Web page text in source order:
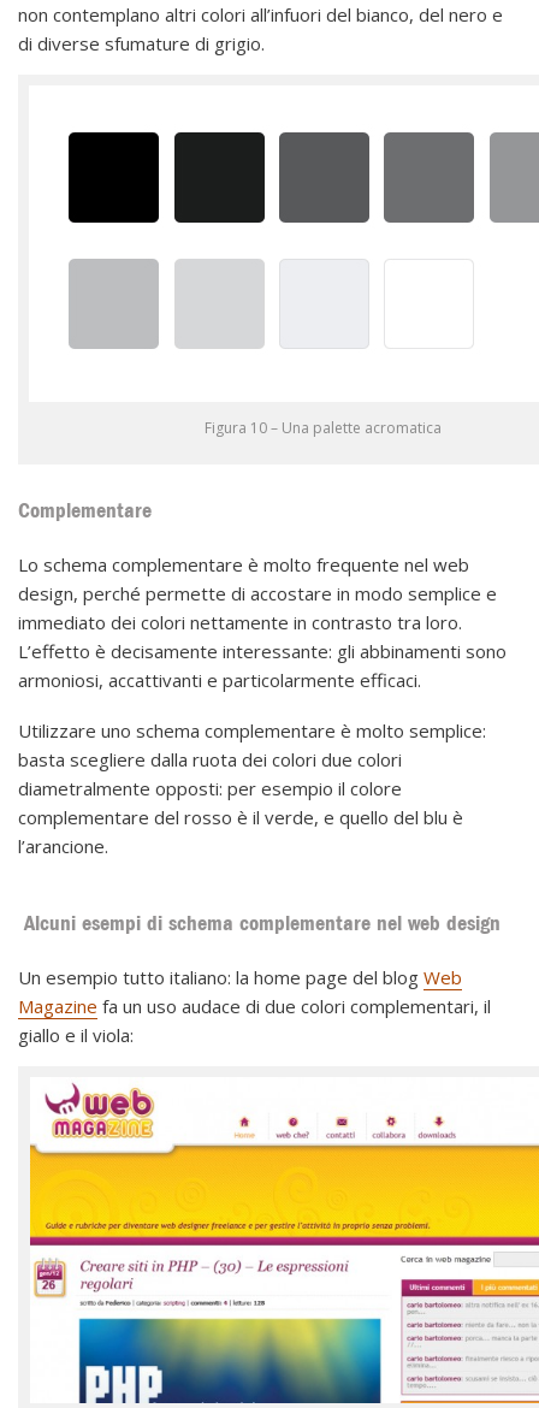
non contemplano altri colori all’infuori del bianco, del nero e
di diverse sfumature di grigio.
Figura 10 – Una palette acromatica
Complementare
Lo schema complementare è molto frequente nel web
design, perché permette di accostare in modo semplice e
immediato dei colori nettamente in contrasto tra loro.
L’effetto è decisamente interessante: gli abbinamenti sono
armoniosi, accattivanti e particolarmente efficaci.
Utilizzare uno schema complementare è molto semplice:
basta scegliere dalla ruota dei colori due colori
diametralmente opposti: per esempio il colore
complementare del rosso è il verde, e quello del blu è
l’arancione.
Alcuni esempi di schema complementare nel web design
Un esempio tutto italiano: la home page del blog Web
Magazine fa un uso audace di due colori complementari, il
giallo e il viola: